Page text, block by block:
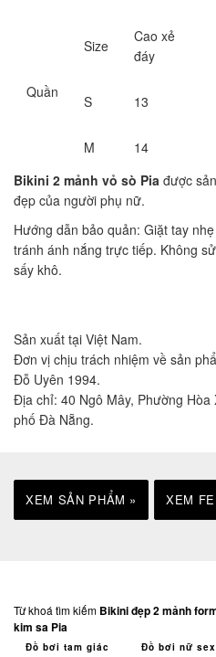
Quần
Size
Cao xẻ
đáy
S 13
M 14
Bikini 2 mảnh vỏ sò Pia được
đẹp của người phụ nữ.
Hướng dẫn bảo quản: Giặt tay
tránh ánh nắng trực tiếp. Không
sấy khô.
Sản xuất tại Việt Nam.
Đơn vị chịu trách nhiệm về sản
Đỗ Uyên 1994.
Địa chỉ: 40 Ngô Mây, Phường
phố Đà Nẵng.
XEM SẢN PHẨM » XEM
Từ khoá tìm kiếm Bikini đẹp 2 mảnh
kim sa Pia
Đồ bơi tam giác Đồ bơi nữ